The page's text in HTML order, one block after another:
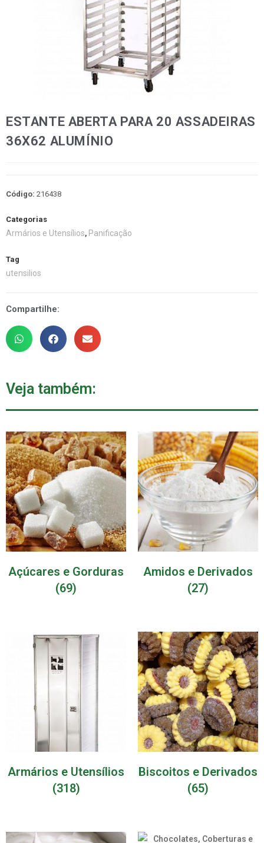
ESTANTE ABERTA PARA 20 ASSADEIRAS
36X62 ALUMÍNIO
Código: 216438
Categorias
Armários e Utensílios, Panificação
Tag
utensilios
Compartilhe:
Veja também:
Açúcares e Gorduras
(69)
Amidos e Derivados
(27)
Armários e Utensílios
(318)
Biscoitos e Derivados
(65)